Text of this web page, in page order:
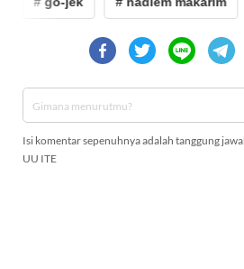
Isi komentar sepenuhnya adalah tanggung
UU ITE